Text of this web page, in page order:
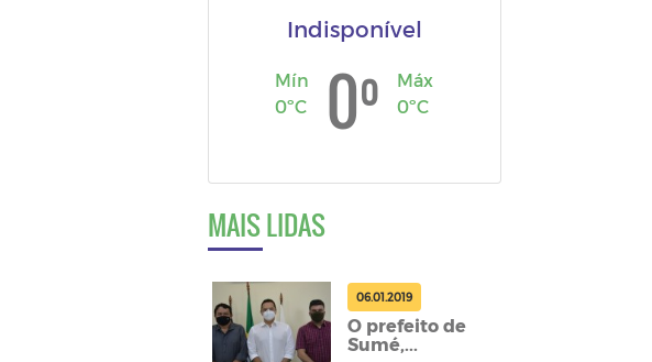
Indisponível
Mín
0ºC
0º
Máx
0ºC
MAIS LIDAS
06.01.2019
O prefeito de
Sumé,...